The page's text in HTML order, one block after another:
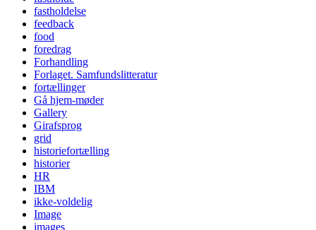
fastholdelse
feedback
food
foredrag
Forhandling
Forlaget. Samfundslitteratur
fortællinger
Gå hjem-møder
Gallery
Girafsprog
grid
historiefortælling
historier
HR
IBM
ikke-voldelig
Image
images